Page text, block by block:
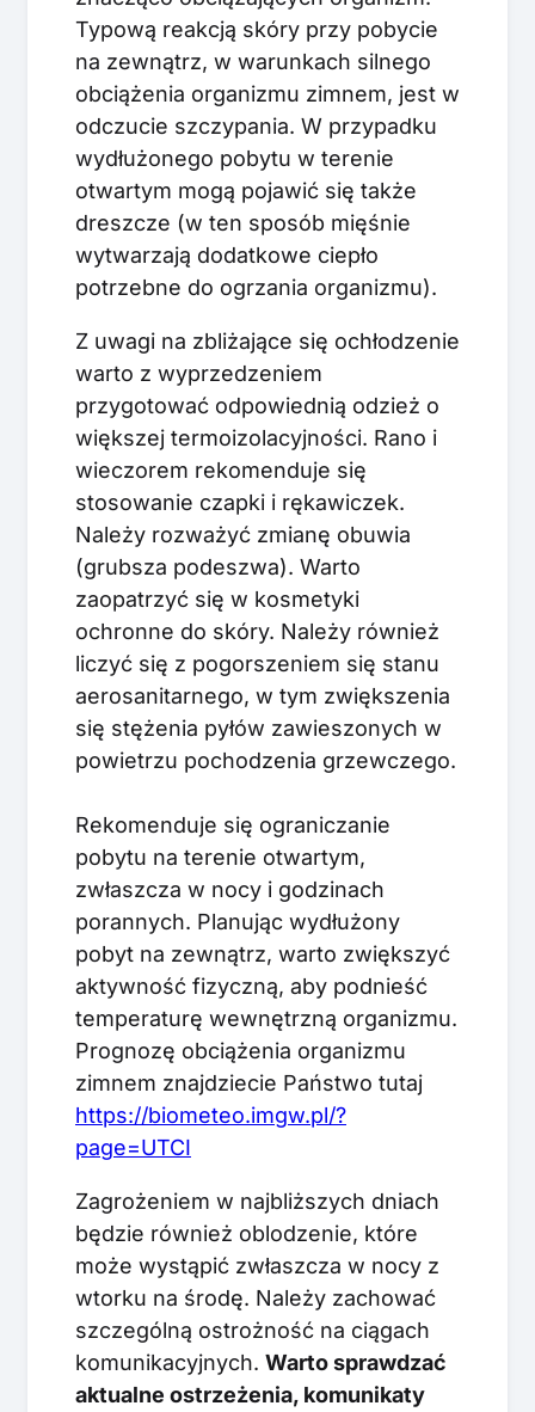
Typową reakcją skóry przy pobycie
na zewnątrz, w warunkach silnego
obciążenia organizmu zimnem, jest w
odczucie szczypania. W przypadku
wydłużonego pobytu w terenie
otwartym mogą pojawić się także
dreszcze (w ten sposób mięśnie
wytwarzają dodatkowe ciepło
potrzebne do ogrzania organizmu).
Z uwagi na zbliżające się ochłodzenie
warto z wyprzedzeniem
przygotować odpowiednią odzież o
większej termoizolacyjności. Rano i
wieczorem rekomenduje się
stosowanie czapki i rękawiczek.
Należy rozważyć zmianę obuwia
(grubsza podeszwa). Warto
zaopatrzyć się w kosmetyki
ochronne do skóry. Należy również
liczyć się z pogorszeniem się stanu
aerosanitarnego, w tym zwiększenia
się stężenia pyłów zawieszonych w
powietrzu pochodzenia grzewczego.
Rekomenduje się ograniczanie
pobytu na terenie otwartym,
zwłaszcza w nocy i godzinach
porannych. Planując wydłużony
pobyt na zewnątrz, warto zwiększyć
aktywność fizyczną, aby podnieść
temperaturę wewnętrzną organizmu.
Prognozę obciążenia organizmu
zimnem znajdziecie Państwo tutaj
https://biometeo.imgw.pl/?
page=UTCI
Zagrożeniem w najbliższych dniach
będzie również oblodzenie, które
może wystąpić zwłaszcza w nocy z
wtorku na środę. Należy zachować
szczególną ostrożność na ciągach
komunikacyjnych. Warto sprawdzać
aktualne ostrzeżenia, komunikaty